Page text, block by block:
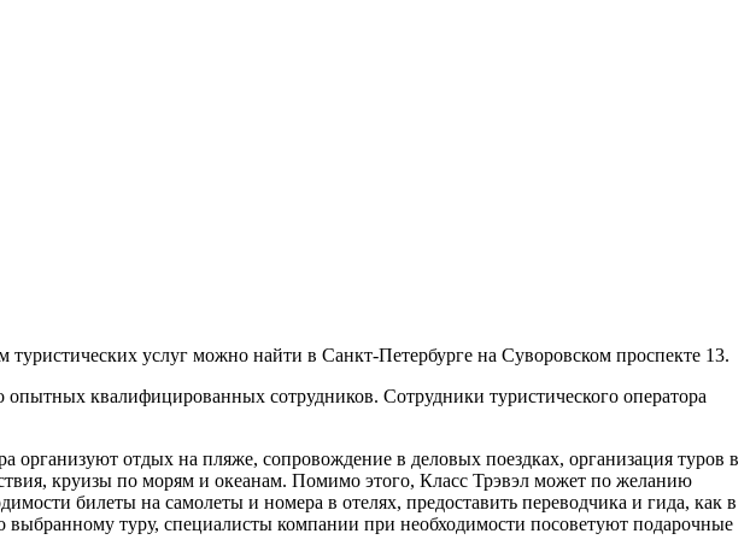
услуг можно найти в Санкт-Петербурге на Суворовском проспекте 13.
квалифицированных сотрудников. Сотрудники туристического оператора
организуют отдых на пляже, сопровождение в деловых поездках, организация туров в
круизы по морям и океанам. Помимо этого, Класс Трэвэл может по желанию
билеты на самолеты и номера в отелях, предоставить переводчика и гида, как в
туру, специалисты компании при необходимости посоветуют подарочные